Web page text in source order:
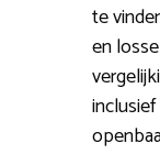
te
en